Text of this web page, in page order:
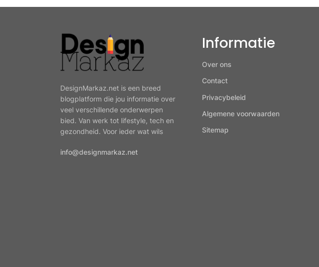
DesignMarkaz.net is een breed
blogplatform die jou informatie over
veel verschillende onderwerpen
bied. Van werk tot lifestyle, tech en
gezondheid. Voor ieder wat wils
info@designmarkaz.net
Informatie
Over ons
Contact
Privacybeleid
Algemene voorwaarden
Sitemap